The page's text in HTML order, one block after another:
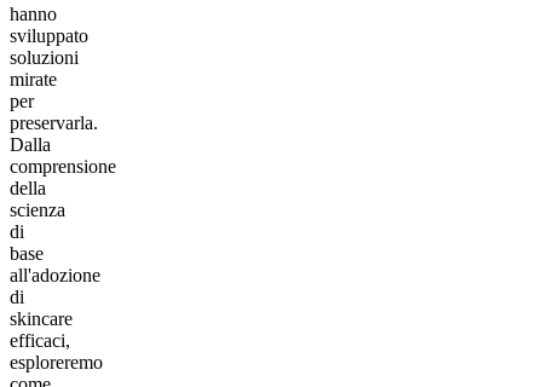
hanno
sviluppato
soluzioni
mirate
per
preservarla.
Dalla
comprensione
della
scienza
di
base
all'adozione
di
skincare
efficaci,
esploreremo